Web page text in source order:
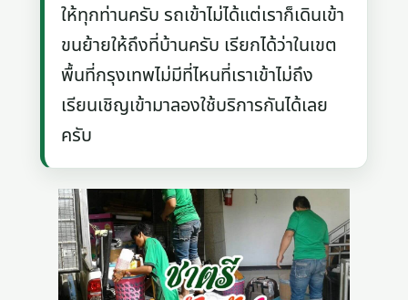
ให้ทุกท่านครับ รถเข้าไม่ได้แต่เราก็เดินเข้า
ขนย้ายให้ถึงที่บ้านครับ เรียกได้ว่าในเขต
พื้นที่กรุงเทพไม่มีที่ไหนที่เราเข้าไม่ถึง
เรียนเชิญเข้ามาลองใช้บริการกันได้เลย
ครับ